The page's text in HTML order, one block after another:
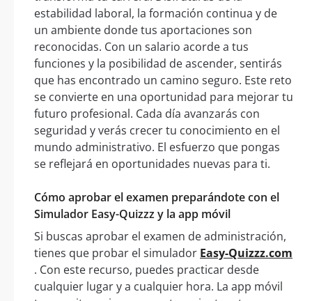
estabilidad laboral, la formación continua y de
un ambiente donde tus aportaciones son
reconocidas. Con un salario acorde a tus
funciones y la posibilidad de ascender, sentirás
que has encontrado un camino seguro. Este reto
se convierte en una oportunidad para mejorar tu
futuro profesional. Cada día avanzarás con
seguridad y verás crecer tu conocimiento en el
mundo administrativo. El esfuerzo que pongas
se reflejará en oportunidades nuevas para ti.
Cómo aprobar el examen preparándote con el
Simulador Easy-Quizzz y la app móvil
Si buscas aprobar el examen de administración,
tienes que probar el simulador Easy-Quizzz.com
. Con este recurso, puedes practicar desde
cualquier lugar y a cualquier hora. La app móvil